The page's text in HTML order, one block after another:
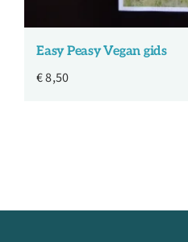
Easy Peasy Vegan gids
€8,50